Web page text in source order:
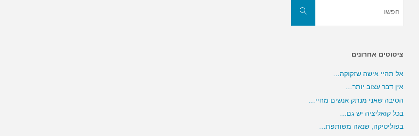
חפשו
ציטוטים אחרונים
אל תהיי אישה שזקוקה…
אין דבר עצוב יותר…
הסיבה שאני מנתק אנשים מחיי…
בכל קואליציה יש גם…
בפוליטיקה, שנאה משותפת…